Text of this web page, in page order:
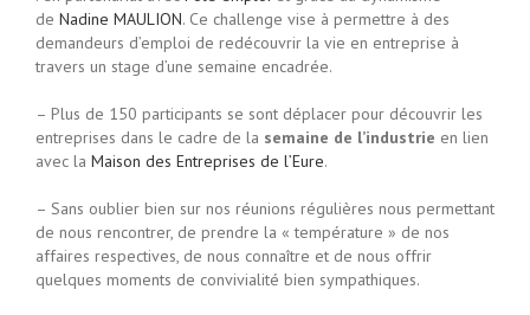
de Nadine MAULION. Ce challenge vise à permettre à des
demandeurs d’emploi de redécouvrir la vie en entreprise à
travers un stage d’une semaine encadrée.
– Plus de 150 participants se sont déplacer pour découvrir les
entreprises dans le cadre de la semaine de l’industrie en lien
avec la Maison des Entreprises de l’Eure.
– Sans oublier bien sur nos réunions régulières nous permettant
de nous rencontrer, de prendre la « température » de nos
affaires respectives, de nous connaître et de nous offrir
quelques moments de convivialité bien sympathiques.